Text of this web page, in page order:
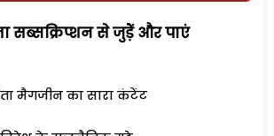
सब्सक्रिप्शन से जुड़ेें और पाएं
मैगजीन का सारा कंटेंट